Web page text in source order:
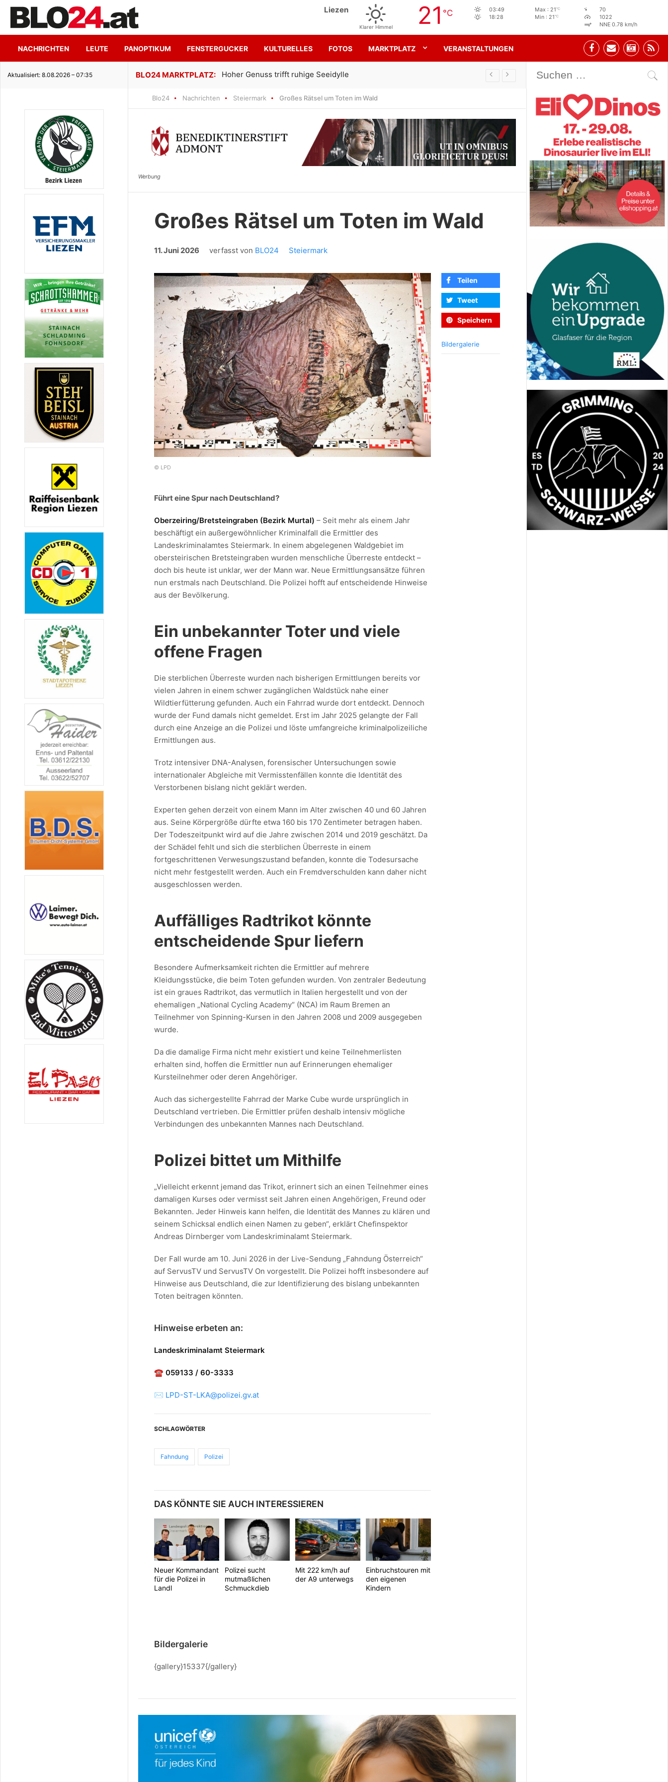
Liezen
Klarer Himmel 21 °C
03:49
18:28
Max : 21°C
Min : 21°C
70
1022
NNE 0.78 km/h
NACHRICHTEN LEUTE PANOPTIKUM FENSTERGUCKER KULTURELLES FOTOS MARKTPLATZ VERANSTALTUNGEN
Aktualisiert: 8.08.2026 – 07:35
Seeidylle Gemeinsam für den SK Sturm Stehbeisl Stainach Öffnungszeiten
Blo24 Nachrichten Steiermark Großes Rätsel um Toten im Wald
Großes Rätsel um Toten im Wald
11. Juni 2026 verfasst von BLO24 Steiermark
© LPD
Führt eine Spur nach Deutschland?
Oberzeiring/Bretsteingraben (Bezirk Murtal) – Seit mehr als einem Jahr
beschäftigt ein außergewöhnlicher Kriminalfall die Ermittler des
Landeskriminalamtes Steiermark. In einem abgelegenen Waldgebiet im
obersteirischen Bretsteingraben wurden menschliche Überreste entdeckt –
doch bis heute ist unklar, wer der Mann war. Neue Ermittlungsansätze führen
nun erstmals nach Deutschland. Die Polizei hofft auf entscheidende Hinweise
aus der Bevölkerung.
Ein unbekannter Toter und viele
offene Fragen
Die sterblichen Überreste wurden nach bisherigen Ermittlungen bereits vor
vielen Jahren in einem schwer zugänglichen Waldstück nahe einer
Wildtierfütterung gefunden. Auch ein Fahrrad wurde dort entdeckt. Dennoch
wurde der Fund damals nicht gemeldet. Erst im Jahr 2025 gelangte der Fall
durch eine Anzeige an die Polizei und löste umfangreiche kriminalpolizeiliche
Ermittlungen aus.
Trotz intensiver DNA-Analysen, forensischer Untersuchungen sowie
internationaler Abgleiche mit Vermisstenfällen konnte die Identität des
Verstorbenen bislang nicht geklärt werden.
Experten gehen derzeit von einem Mann im Alter zwischen 40 und 60 Jahren
aus. Seine Körpergröße dürfte etwa 160 bis 170 Zentimeter betragen haben.
Der Todeszeitpunkt wird auf die Jahre zwischen 2014 und 2019 geschätzt. Da
der Schädel fehlt und sich die sterblichen Überreste in einem
fortgeschrittenen Verwesungszustand befanden, konnte die Todesursache
nicht mehr festgestellt werden. Auch ein Fremdverschulden kann daher nicht
ausgeschlossen werden.
Auffälliges Radtrikot könnte
entscheidende Spur liefern
Besondere Aufmerksamkeit richten die Ermittler auf mehrere
Kleidungsstücke, die beim Toten gefunden wurden. Von zentraler Bedeutung
ist ein graues Radtrikot, das vermutlich in Italien hergestellt und von der
ehemaligen „National Cycling Academy“ (NCA) im Raum Bremen an
Teilnehmer von Spinning-Kursen in den Jahren 2008 und 2009 ausgegeben
wurde.
Da die damalige Firma nicht mehr existiert und keine Teilnehmerlisten
erhalten sind, hoffen die Ermittler nun auf Erinnerungen ehemaliger
Kursteilnehmer oder deren Angehöriger.
Auch das sichergestellte Fahrrad der Marke Cube wurde ursprünglich in
Deutschland vertrieben. Die Ermittler prüfen deshalb intensiv mögliche
Verbindungen des unbekannten Mannes nach Deutschland.
Polizei bittet um Mithilfe
„Vielleicht erkennt jemand das Trikot, erinnert sich an einen Teilnehmer eines
damaligen Kurses oder vermisst seit Jahren einen Angehörigen, Freund oder
Bekannten. Jeder Hinweis kann helfen, die Identität des Mannes zu klären und
seinem Schicksal endlich einen Namen zu geben“, erklärt Chefinspektor
Andreas Dirnberger vom Landeskriminalamt Steiermark.
Der Fall wurde am 10. Juni 2026 in der Live-Sendung „Fahndung Österreich“
auf ServusTV und ServusTV On vorgestellt. Die Polizei hofft insbesondere auf
Hinweise aus Deutschland, die zur Identifizierung des bislang unbekannten
Toten beitragen könnten.
Hinweise erbeten an:
Landeskriminalamt Steiermark
☎ 059133 / 60-3333
✉ LPD-ST-LKA@polizei.gv.at
SCHLAGWÖRTER
Fahndung Polizei
DAS KÖNNTE SIE AUCH INTERESSIEREN
Neuer Kommandant
für die Polizei in
Landl
Polizei sucht
mutmaßlichen
Schmuckdieb
Mit 222 km/h auf
der A9 unterwegs
Einbruchstouren mit
den eigenen
Kindern
Bildergalerie
{gallery}15337{/gallery}
Teilen
Tweet
Speichern
Bildergalerie